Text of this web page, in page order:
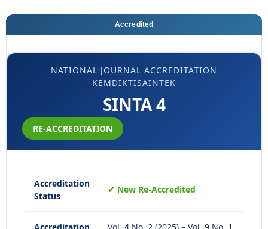
Accredited
NATIONAL JOURNAL ACCREDITATION
KEMDIKTISAINTEK
SINTA 4
RE-ACCREDITATION
Accreditation
Status
✔ New Re-Accredited